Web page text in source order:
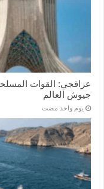
عراقجي: القوات المسلحة
جيوش العالم
‏يوم واحد مضت